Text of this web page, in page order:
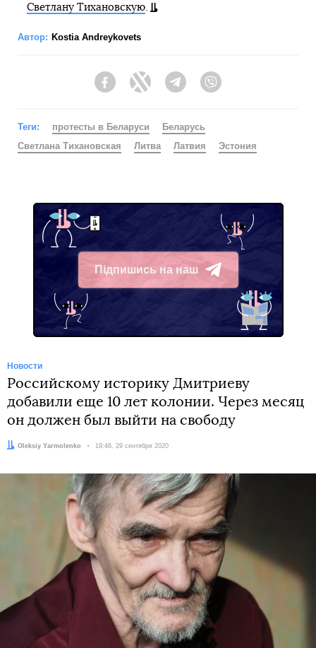
Светлану Тихановскую.
Автор: Kostia Andreykovets
FacebookTwitter Telegram
Теги: протесты в Беларуси
Беларусь
Светлана Тихановская
Литва Латвия Эстония
Підпишись на наш
Telegram
Новости
Российскому историку Дмитриеву
добавили еще 10 лет колонии. Через месяц
он должен был выйти на свободу
Автор:
Oleksiy Yarmolenko Дата:
19:46, 29 сентября 2020